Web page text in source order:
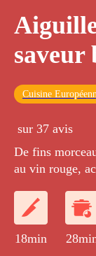
saveur
Cuisine
sur 37 avis
De fins
au vin rouge,
18min